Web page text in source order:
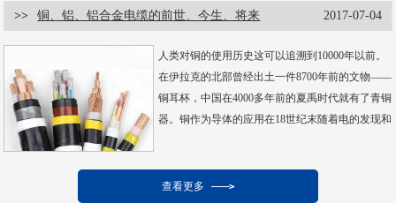
>> 铜、铝、铝合金电缆的前世、今生、将来 2017-07-04
人类对铜的使用历史这可以追溯到10000年以前。
在伊拉克的北部曾经出土一件8700年前的文物——
铜耳杯，中国在4000多年前的夏禹时代就有了青铜
器。铜作为导体的应用在18世纪末随着电的发现和
查看更多